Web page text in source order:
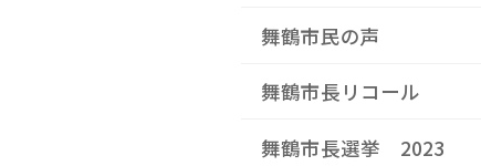
舞鶴市民の声
舞鶴市長リコール
舞鶴市長選挙 2023